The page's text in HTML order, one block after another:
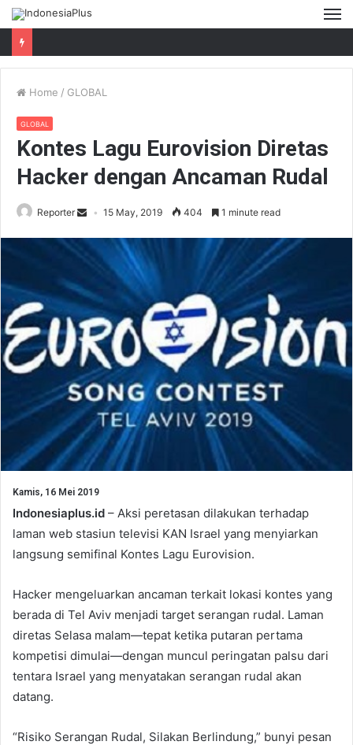
Home / GLOBAL
GLOBAL
Kontes Lagu Eurovision Diretas
Hacker dengan Ancaman Rudal
Reporter 15 May, 2019 404 1 minute read
Kamis, 16 Mei 2019
Indonesiaplus.id – Aksi peretasan dilakukan terhadap
laman web stasiun televisi KAN Israel yang menyiarkan
langsung semifinal Kontes Lagu Eurovision.
Hacker mengeluarkan ancaman terkait lokasi kontes yang
berada di Tel Aviv menjadi target serangan rudal. Laman
diretas Selasa malam—tepat ketika putaran pertama
kompetisi dimulai—dengan muncul peringatan palsu dari
tentara Israel yang menyatakan serangan rudal akan
datang.
“Risiko Serangan Rudal, Silakan Berlindung,” bunyi pesan